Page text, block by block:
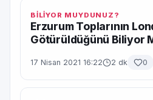
BİLİYOR MUYDUNUZ?
Erzurum Toplarının
Götürüldüğünü Biliyor
17 Nisan 2021 16:22 2 dk 0